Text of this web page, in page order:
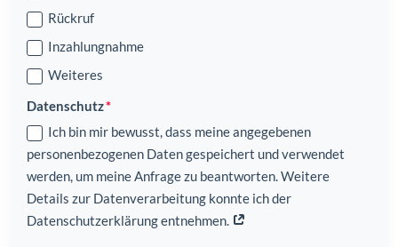
Rückruf
Inzahlungnahme
Weiteres
Datenschutz
Ich bin mir bewusst, dass meine angegebenen
personenbezogenen Daten gespeichert und verwendet
werden, um meine Anfrage zu beantworten. Weitere
Details zur Datenverarbeitung konnte ich der
Datenschutzerklärung entnehmen.